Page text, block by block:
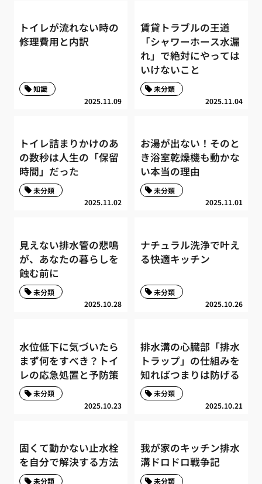
トイレが流れない時の
修理費用と内訳
2025.11.09
知識
賃貸トラブルの王道
「シャワーホース水漏
れ」で絶対にやっては
いけないこと
2025.11.04
未分類
トイレ詰まりかけのあ
の数秒は人生の「保留
時間」だった
2025.11.02
未分類
お湯が出ない！そのと
き浴室乾燥機も動かな
い本当の理由
2025.11.01
未分類
見えない排水管の悲鳴
が、あなたの暮らしを
蝕む前に
2025.10.28
未分類
ナチュラル洗浄で叶え
る快適キッチン
2025.10.26
未分類
水位低下に気づいたら
まず何をすべき？トイ
レの応急処置と予防策
2025.10.23
未分類
排水溝の心臓部「排水
トラップ」の仕組みを
知ればつまりは防げる
2025.10.21
未分類
固くて動かない止水栓
を自分で解決する方法
未分類
我が家のキッチン排水
溝ドロドロ戦争記
未分類